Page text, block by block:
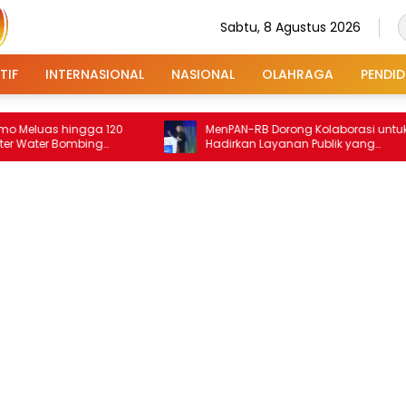
Sabtu, 8 Agustus 2026
INTERNASIONAL NASIONAL OLAHRAGA
hingga 120
MenPAN-RB Dorong Kolaborasi untuk
Hadirkan Layanan Publik yang
Terintegrasi dan Inklusif